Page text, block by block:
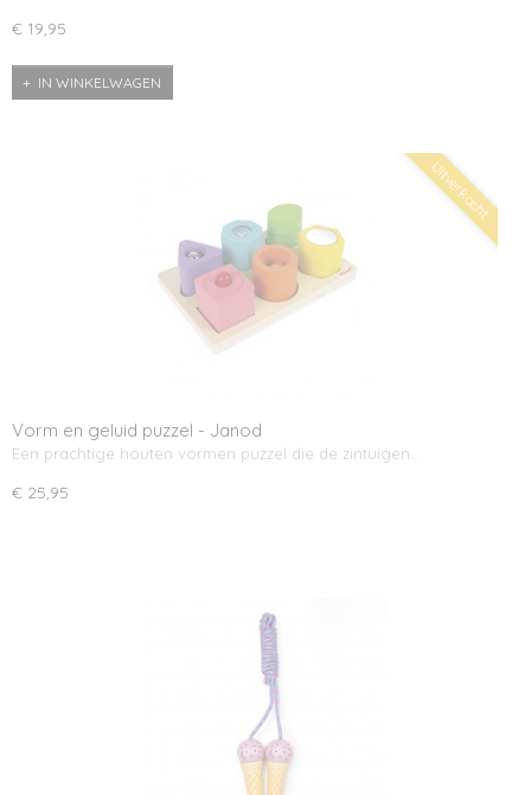
€ 19,95
IN WINKELWAGEN
Uitverkocht
Vorm en geluid puzzel - Janod
Een prachtige houten vormen puzzel die de zintuigen…
€ 25,95